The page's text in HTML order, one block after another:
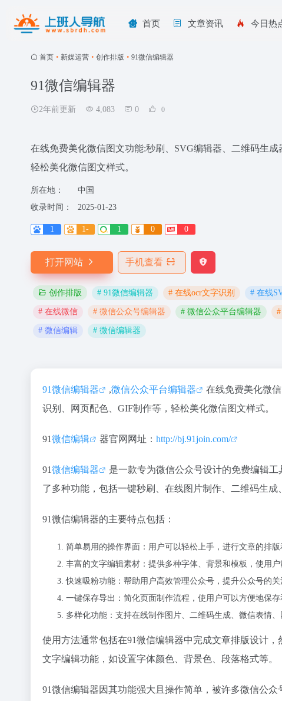
首页 文章资讯 今日热
首页 • 新媒运营 • 创作排版 • 91微信编辑器
91微信编辑器
2年前更新 4,083 0 0
在线免费美化微信图文功能:秒刷、SVG编辑器、二维码生
轻松美化微信图文样式。
所在地：
中国
收录时间：
2025-01-23
1 1- 1 0 0
打开网站 手机查看
创作排版 # 91微信编辑器 # 在线ocr文字识别 # 在线
# 在线微信 # 微信公众号编辑器 # 微信公众平台编辑器
# 微信编辑 # 微信编辑器
91微信编辑器 ,微信公众平台编辑器
在线免费美化微
识别、网页配色、GIF制作等，轻松美化微信图文样式。
91微信编辑 器官网网址： http://bj.91join.com/
91微信编辑器
是一款专为微信公众号设计的免费编辑
了多种功能，包括一键秒刷、在线图片制作、二维码生
91微信编辑器的主要特点包括：
简单易用的操作界面：用户可以轻松上手，进行文章的排版
丰富的文字编辑素材：提供多种字体、背景和模板，使用户
快速吸粉功能：帮助用户高效管理公众号，提升公众号的关
一键保存导出：简化页面制作流程，使用户可以方便地保存
多样化功能：支持在线制作图片、二维码生成、微信表情
使用方法通常包括在91微信编辑器中完成文章排版设计
文字编辑功能，如设置字体颜色、背景色、段落格式等。
91微信编辑器因其功能强大且操作简单，被许多微信公